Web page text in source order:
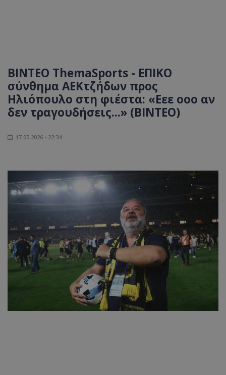
ΒΙΝΤΕΟ ThemaSports - ΕΠΙΚΟ
σύνθημα ΑΕΚτζήδων προς
Ηλιόπουλο στη φιέστα: «Εεε οοο αν
δεν τραγουδήσεις...» (ΒΙΝΤΕΟ)
17.05.2026 - 22:34